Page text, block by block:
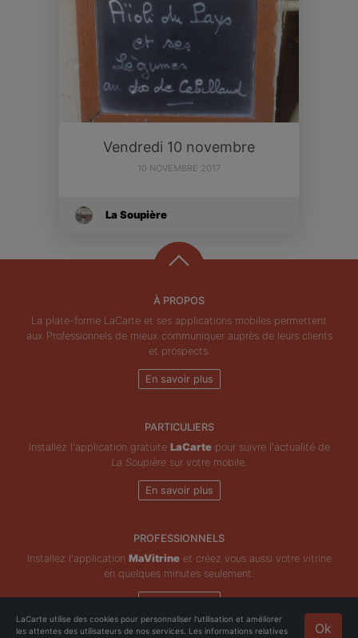
Vendredi 10 novembre
10 NOVEMBRE 2017
La Soupière
À PROPOS
La plate-forme LaCarte et ses applications mobiles permettent
aux Professionnels de mieux communiquer auprès de leurs clients
et prospects.
En savoir plus
PARTICULIERS
Installez l'application gratuite LaCartepour suivre l'actualité de
La Soupière sur votre mobile.
En savoir plus
PROFESSIONNELS
Installez l'application MaVitrineet créez vous aussi votre vitrine
en quelques minutes seulement.
En savoir plus
Copyright © ZeMAP 2026 - Tous droits réservés. Ok
LaCarte utilise des cookies pour personnaliser l'utilisation et améliorer
les attentes des utilisateurs de nos services. Les informations relatives